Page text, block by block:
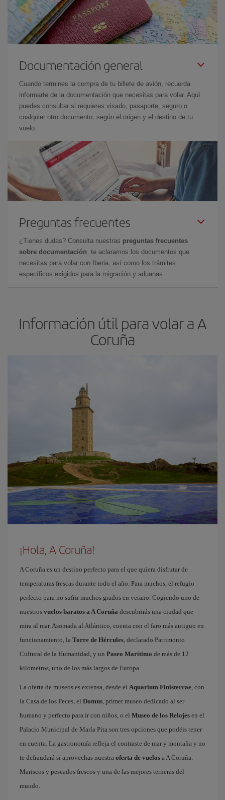
Documentación general
Cuando termines la compra de tu billete de avión, recuerda
informarte de la documentación que necesitas para volar. Aquí
puedes consultar si requieres visado, pasaporte, seguro o
cualquier otro documento, según el origen y el destino de tu
vuelo.
Preguntas frecuentes
¿Tienes dudas? Consulta nuestras preguntas frecuentes
sobre documentación: te aclaramos los documentos que
necesitas para volar con Iberia, así como los trámites
específicos exigidos para la migración y aduanas.
Información útil para volar a A
Coruña
¡Hola, A Coruña!
A Coruña es un destino perfecto para el que quiera disfrutar de
temperaturas frescas durante todo el año. Para muchos, el refugio
perfecto para no sufrir muchos grados en verano. Cogiendo uno de
nuestros vuelos baratos a A Coruña descubrirás una ciudad que
mira al mar. Asomada al Atlántico, cuenta con el faro más antiguo en
funcionamiento, la Torre de Hércules, declarado Patrimonio
Cultural de la Humanidad, y un Paseo Marítimo de más de 12
kilómetros, uno de los más largos de Europa.
La oferta de museos es extensa, desde el Aquarium Finisterrae, con
la Casa de los Peces, el Domus, primer museo dedicado al ser
humano y perfecto para ir con niños, o el Museo de los Relojes en el
Palacio Municipal de María Pita son tres opciones que podéis tener
en cuenta. La gastronomía refleja el contraste de mar y montaña y no
te defraudará si aprovechas nuestra oferta de vuelos a A Coruña.
Mariscos y pescados frescos y una de las mejores terneras del
mundo.